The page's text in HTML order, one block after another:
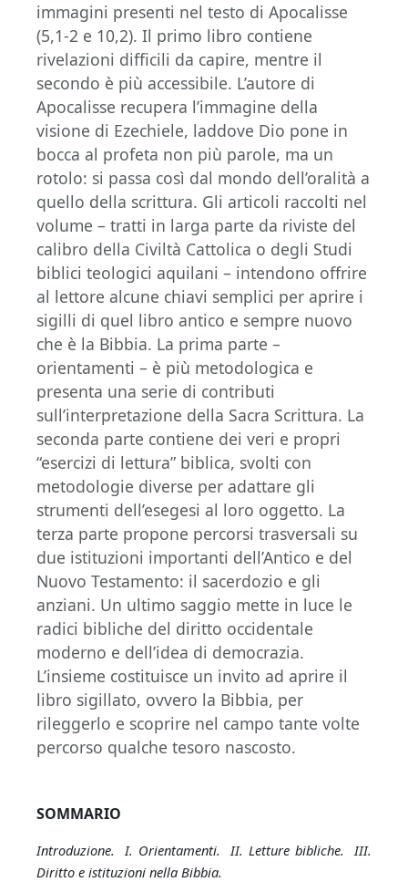
immagini presenti nel testo di Apocalisse
(5,1-2 e 10,2). Il primo libro contiene
rivelazioni difficili da capire, mentre il
secondo è più accessibile. L’autore di
Apocalisse recupera l’immagine della
visione di Ezechiele, laddove Dio pone in
bocca al profeta non più parole, ma un
rotolo: si passa così dal mondo dell’oralità a
quello della scrittura. Gli articoli raccolti nel
volume – tratti in larga parte da riviste del
calibro della Civiltà Cattolica o degli Studi
biblici teologici aquilani – intendono offrire
al lettore alcune chiavi semplici per aprire i
sigilli di quel libro antico e sempre nuovo
che è la Bibbia. La prima parte –
orientamenti – è più metodologica e
presenta una serie di contributi
sull’interpretazione della Sacra Scrittura. La
seconda parte contiene dei veri e propri
“esercizi di lettura” biblica, svolti con
metodologie diverse per adattare gli
strumenti dell’esegesi al loro oggetto. La
terza parte propone percorsi trasversali su
due istituzioni importanti dell’Antico e del
Nuovo Testamento: il sacerdozio e gli
anziani. Un ultimo saggio mette in luce le
radici bibliche del diritto occidentale
moderno e dell’idea di democrazia.
L’insieme costituisce un invito ad aprire il
libro sigillato, ovvero la Bibbia, per
rileggerlo e scoprire nel campo tante volte
percorso qualche tesoro nascosto.
SOMMARIO
Introduzione. I. Orientamenti. II. Letture bibliche.
III.
Diritto e istituzioni nella Bibbia.